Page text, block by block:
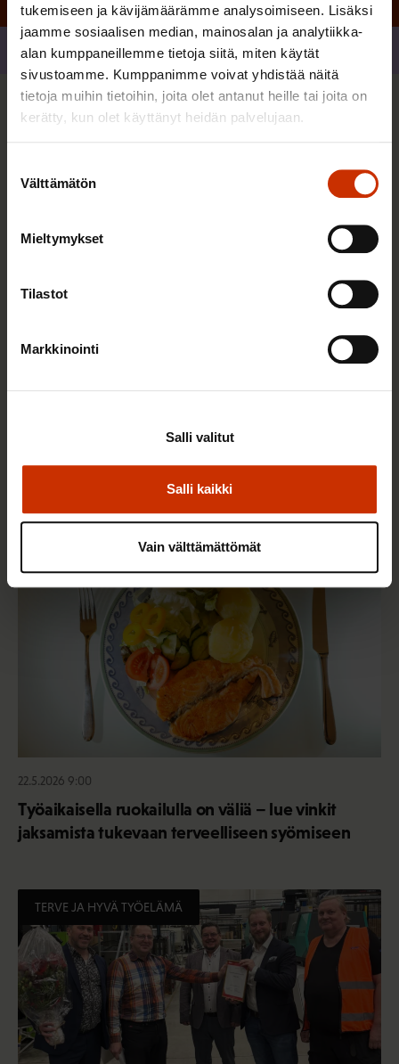
tukemiseen ja kävijämäärämme analysoimiseen. Lisäksi
jaamme sosiaalisen median, mainosalan ja analytiikka-
alan kumppaneillemme tietoja siitä, miten käytät
sivustoamme. Kumppanimme voivat yhdistää näitä
tietoja muihin tietoihin, joita olet antanut heille tai joita on
kerätty, kun olet käyttänyt heidän palvelujaan.
valinta
Välttämätön
Mieltymykset
Tilastot
Markkinointi
Salli kaikki
Salli valitut
Vain välttämättömät
Jaa
Sinua saattaa myös kiinnostaa
TERVE JA HYVÄ TYÖELÄMÄ
Työmarkkinakeskusjärjestöt: Tuottava ja
hyvinvoiva työelämä on yhteinen asia
TERVE JA HYVÄ TYÖELÄMÄ
22.5.2026 9:00
Työaikaisella ruokailulla on väliä – lue vinkit
jaksamista tukevaan terveelliseen syömiseen
TERVE JA HYVÄ TYÖELÄMÄ